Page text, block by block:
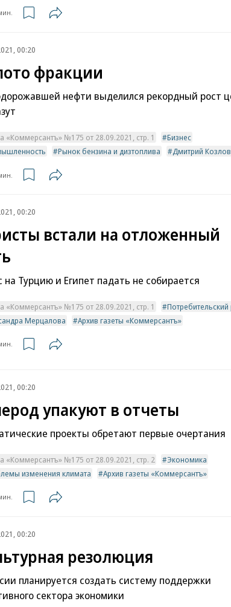
00:20
фракции
нефти выделился рекордный рост
«Коммерсантъ» №175 от 28.09.2021, стр. 1
Бизнес
Рынок бензина и дизтоплива Дмитрий Козлов
00:20
встали на отложенный
на Турцию и Египет падать не собирается
«Коммерсантъ» №175 от 28.09.2021, стр. 1
Мерцалова
Архив газеты «Коммерсантъ»
00:20
упакуют в отчеты
проекты обретают первые очертания
«Коммерсантъ» №175 от 28.09.2021, стр. 2
Экономика
изменения климата
Архив газеты «Коммерсантъ»
00:20
резолюция
планируется создать систему поддержки
сектора экономики